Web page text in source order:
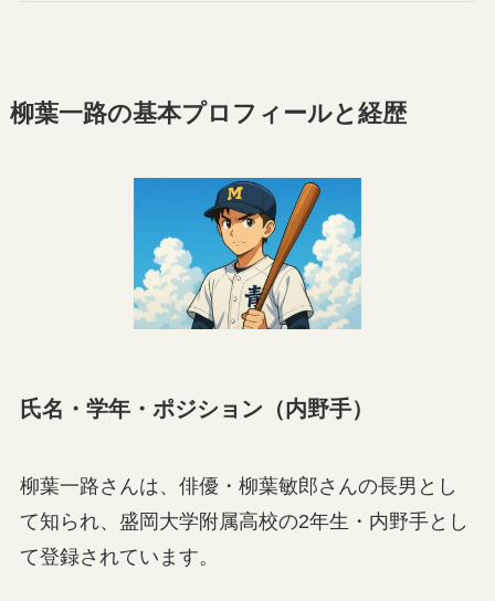
柳葉一路の基本プロフィールと経歴
氏名・学年・ポジション（内野手）
柳葉一路さんは、俳優・柳葉敏郎さんの長男とし
て知られ、盛岡大学附属高校の2年生・内野手とし
て登録されています。